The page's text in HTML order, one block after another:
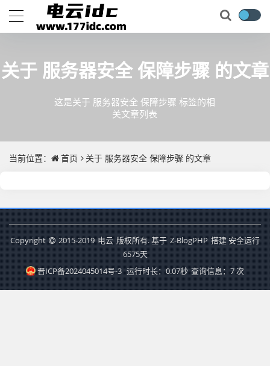
关于 服务器安全 保障步骤 的文章
这是关于 服务器安全 保障步骤 标签的相
关文章列表
当前位置： 首页 关于 服务器安全 保障步骤 的文章
Copyright 2015-2019 电云 版权所有. 基于 Z-BlogPHP 搭建 安全运行
6575天
晋ICP备2024045014号-3 运行时长：0.07秒 查询信息：7 次